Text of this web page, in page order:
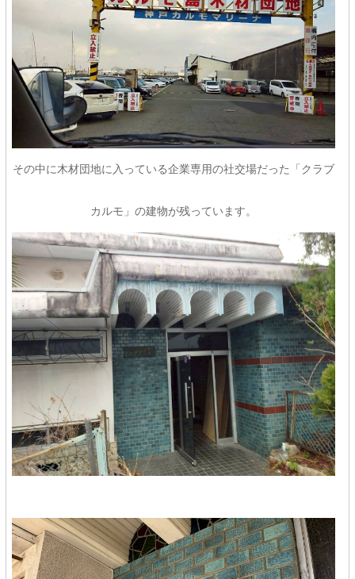
その中に木材団地に入っている企業専用の社交場だった「クラブ
カルモ」の建物が残っています。